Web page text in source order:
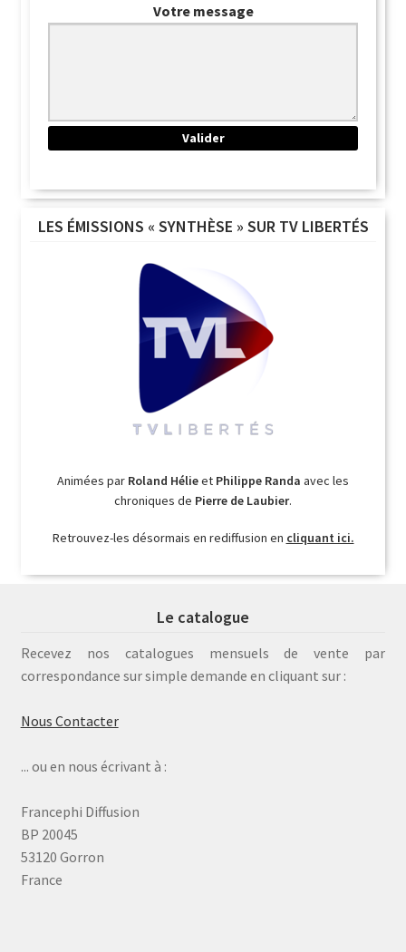
Votre message
LES ÉMISSIONS « SYNTHÈSE » SUR TV LIBERTÉS
Animées par Roland Hélieet Philippe Randa avec les
chroniques de Pierre de Laubier.
Retrouvez-les désormais en rediffusion en cliquant ici.
Le catalogue
Recevez nos catalogues mensuels de vente par
correspondance sur simple demande en cliquant sur :
Nous Contacter
... ou en nous écrivant à :
Francephi Diffusion
BP 20045
53120 Gorron
France